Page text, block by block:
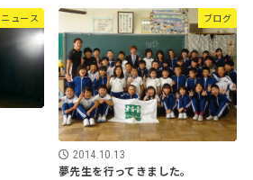
ニュース ブログ
2014.10.13
夢先生を行ってきました。